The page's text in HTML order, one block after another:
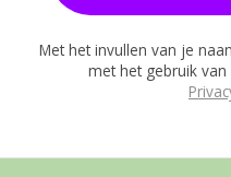
Met het invullen van je
met het gebruik